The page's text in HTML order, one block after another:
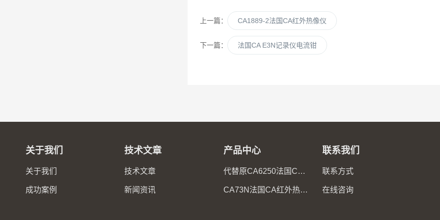
上一篇： CA1889-2法国CA红外热像仪
下一篇： 法国CA E3N记录仪电流钳
关于我们
关于我们
成功案例
技术文章
技术文章
新闻资讯
产品中心
代替原CA6250法国CA6255微欧计
CA73N法国CA红外热像仪
联系我们
联系方式
在线咨询